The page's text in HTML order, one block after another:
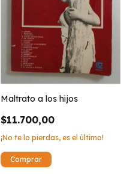
Maltrato a los hijos
$11.700,00
¡No te lo pierdas, es el último!